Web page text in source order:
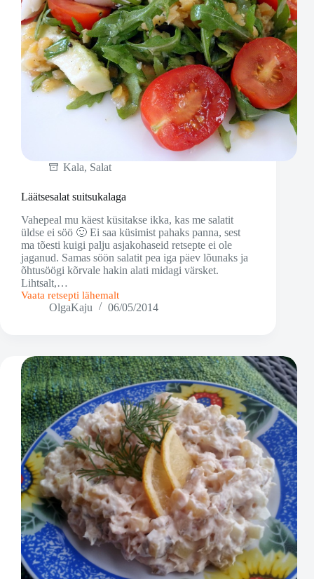
Kala, Salat
Läätsesalat suitsukalaga
Vahepeal mu käest küsitakse ikka, kas me salatit
üldse ei söö 🙂 Ei saa küsimist pahaks panna, sest
ma tõesti kuigi palju asjakohaseid retsepte ei ole
jaganud. Samas söön salatit pea iga päev lõunaks ja
õhtusöögi kõrvale hakin alati midagi värsket.
Lihtsalt,…
Vaata retsepti lähemalt
Läätsesalat
suitsukalaga
OlgaKaju 06/05/2014